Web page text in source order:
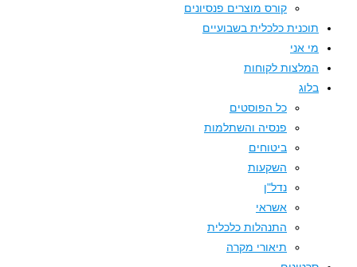
קורס מוצרים פנסיונים
תוכנית כלכלית בשבועיים
מי אני
המלצות לקוחות
בלוג
כל הפוסטים
פנסיה והשתלמות
ביטוחים
השקעות
נדל"ן
אשראי
התנהלות כלכלית
תיאורי מקרה